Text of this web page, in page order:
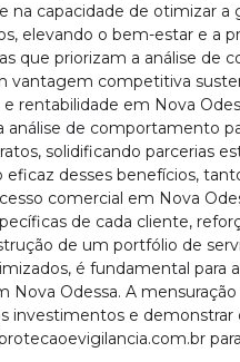
na capacidade de otimizar
elevando o bem-estar e a
que priorizam a análise de
vantagem competitiva
rentabilidade em Nova
de comportamento
solidificando parcerias
desses benefícios,
comercial em Nova
de cada cliente,
de um portfólio de
é fundamental para
Odessa. A
investimentos e